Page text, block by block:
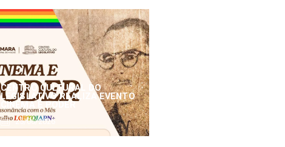
CENTRO CULTURAL DO
LEGISLATIVO REALIZA EVENTO
CINEMA E PODER
25/06/2026